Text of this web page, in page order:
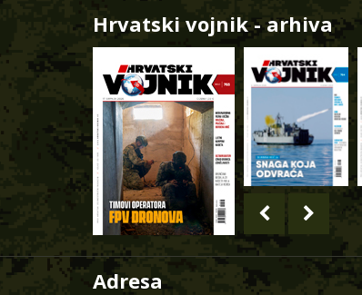
Hrvatski vojnik - arhiva
Adresa